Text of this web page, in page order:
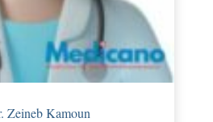
Zeineb Kamoun